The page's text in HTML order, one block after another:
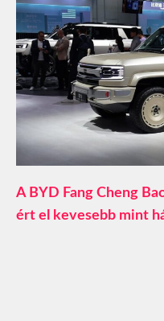
A BYD Fang Cheng
ért el kevesebb mint